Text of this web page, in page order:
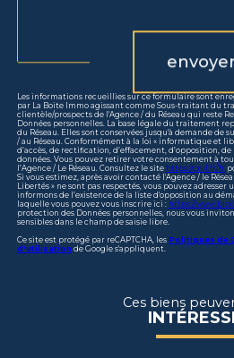
envoyer
Les informations recueillies sur ce formulaire sont
par La Boite Immo agissant comme Sous-traitant du
clientèle/prospects de l'Agence / du Réseau qui reste
Données personnelles. La base légale du traitement
du Réseau. Elles sont conservées jusqu'à demande de
/ au Réseau. Conformément à la loi « informatique et
d’accès, de rectification, d’effacement, d’opposition,
données. Vous pouvez retirer votre consentement à
l’Agence / Le Réseau. Consultez le site https://cnil.fr/fr
Si vous estimez, après avoir contacté l'Agence / le
Libertés » ne sont pas respectés, vous pouvez adresser
informons de l’existence de la liste d'opposition au
laquelle vous pouvez vous inscrire ici : https://
protection des Données personnelles, nous vous
sensibles dans le champ de saisie libre.
Ce site est protégé par reCAPTCHA, les Politiques de
d'utilisation de Google s'appliquent.
Ces biens